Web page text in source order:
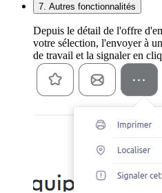
7. Autres fonctionnalités
Depuis le détail de l'offre
votre sélection, l'envoyer à
de travail et la signaler en